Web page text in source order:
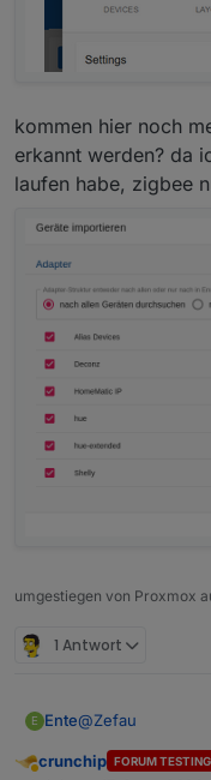
kommen hier noch
erkannt werden? da
laufen habe, zigbee
umgestiegen von Proxmox
1 Antwort
E Ente@Zefau
Meinst du dieses
crunchip FORUM TESTING